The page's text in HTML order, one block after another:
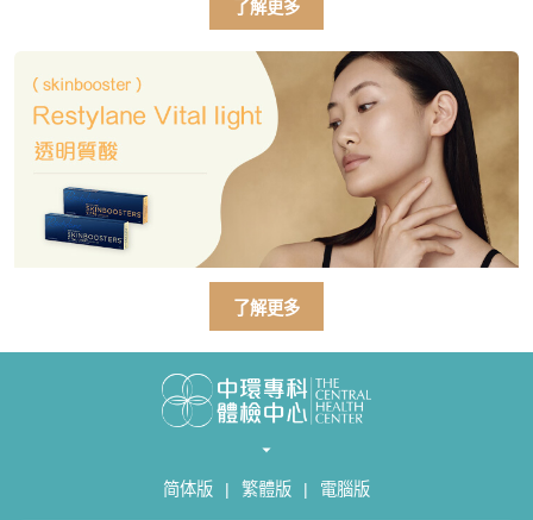
了解更多
了解更多
简体版 | 繁體版 | 電腦版